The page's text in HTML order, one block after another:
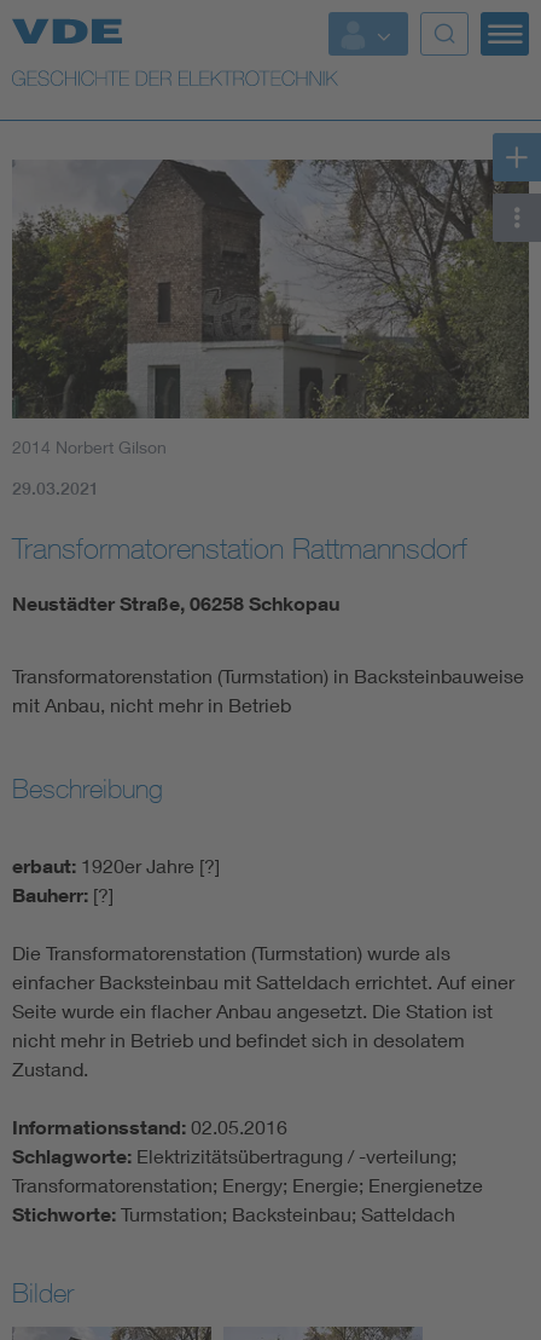
Top Themen
Weitere Themen
2014 Norbert Gilson
29.03.2021
Transformatorenstation Rattmannsdorf
Neustädter Straße, 06258 Schkopau
Transformatorenstation (Turmstation) in Backsteinbauweise
mit Anbau, nicht mehr in Betrieb
Beschreibung
erbaut: 1920er Jahre [?]
Bauherr: [?]
Die Transformatorenstation (Turmstation) wurde als
einfacher Backsteinbau mit Satteldach errichtet. Auf einer
Seite wurde ein flacher Anbau angesetzt. Die Station ist
nicht mehr in Betrieb und befindet sich in desolatem
Zustand.
Informationsstand: 02.05.2016
Schlagworte: Elektrizitätsübertragung / -verteilung;
Transformatorenstation; Energy; Energie; Energienetze
Stichworte: Turmstation; Backsteinbau; Satteldach
Bilder